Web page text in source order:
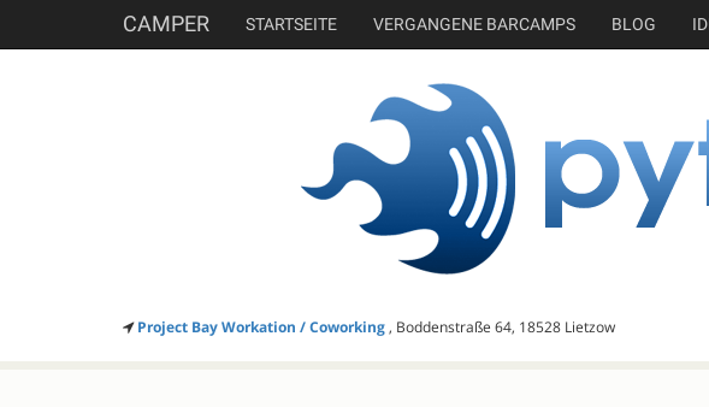
CAMPER STARTSEITE VERGANGENE BARCAMPS BLOG
Project Bay Workation / Coworking, Boddenstraße 64, 18528 Lietzow